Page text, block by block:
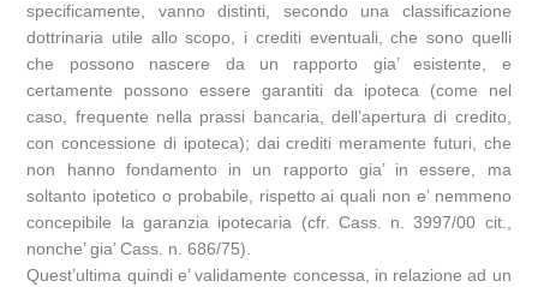
specificamente, vanno distinti, secondo una classificazione
dottrinaria utile allo scopo, i crediti eventuali, che sono quelli
che possono nascere da un rapporto gia’ esistente, e
certamente possono essere garantiti da ipoteca (come nel
caso, frequente nella prassi bancaria, dell’apertura di credito,
con concessione di ipoteca); dai crediti meramente futuri, che
non hanno fondamento in un rapporto gia’ in essere, ma
soltanto ipotetico o probabile, rispetto ai quali non e’ nemmeno
concepibile la garanzia ipotecaria (cfr. Cass. n. 3997/00 cit.,
nonche’ gia’ Cass. n. 686/75).
Quest’ultima quindi e’ validamente concessa, in relazione ad un